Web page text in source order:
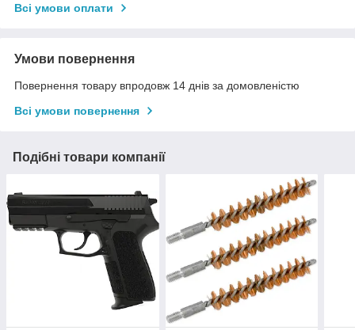
Всі умови оплати
Умови повернення
Повернення товару впродовж 14 днів за домовленістю
Всі умови повернення
Подібні товари компанії